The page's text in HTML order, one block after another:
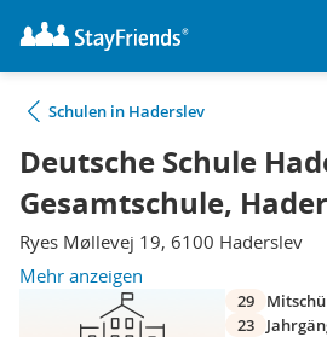
Schulen in Haderslev
Deutsche Schule
Gesamtschule,
Ryes Møllevej 19, 6100 Haderslev
Mehr anzeigen
29
23